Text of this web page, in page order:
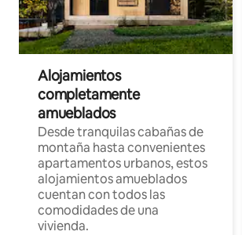
Alojamientos
completamente
amueblados
Desde tranquilas cabañas de
montaña hasta convenientes
apartamentos urbanos, estos
alojamientos amueblados
cuentan con todos las
comodidades de una
vivienda.